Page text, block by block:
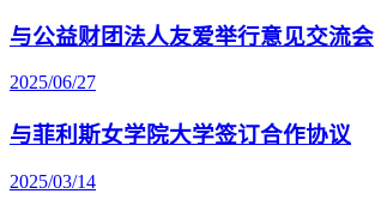
与公益财团法人友爱举行意见交流会
2025/06/27
与菲利斯女学院大学签订合作协议
2025/03/14